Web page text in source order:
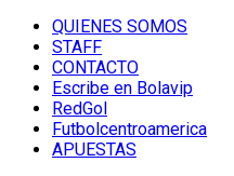
QUIENES SOMOS
STAFF
CONTACTO
Escribe en Bolavip
RedGol
Futbolcentroamerica
APUESTAS